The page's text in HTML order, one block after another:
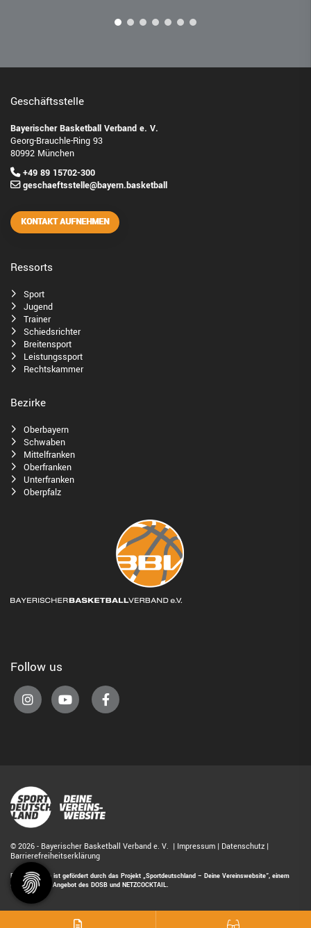
Geschäftsstelle
Bayerischer Basketball Verband e. V.
Georg-Brauchle-Ring 93
80992 München
+49 89 15702-300
geschaeftsstelle@bayern.basketball
KONTAKT AUFNEHMEN
Ressorts
Sport
Jugend
Trainer
Schiedsrichter
Breitensport
Leistungssport
Rechtskammer
Bezirke
Oberbayern
Schwaben
Mittelfranken
Oberfranken
Unterfranken
Oberpfalz
Follow us
© 2026 - Bayerischer Basketball Verband e. V. | Impressum | Datenschutz |
Barrierefreiheitserklärung
Diese Website ist gefördert durch das Projekt „Sportdeutschland – Deine Vereinswebsite”, einem
gemeinsamen Angebot des DOSB und NETZCOCKTAIL.